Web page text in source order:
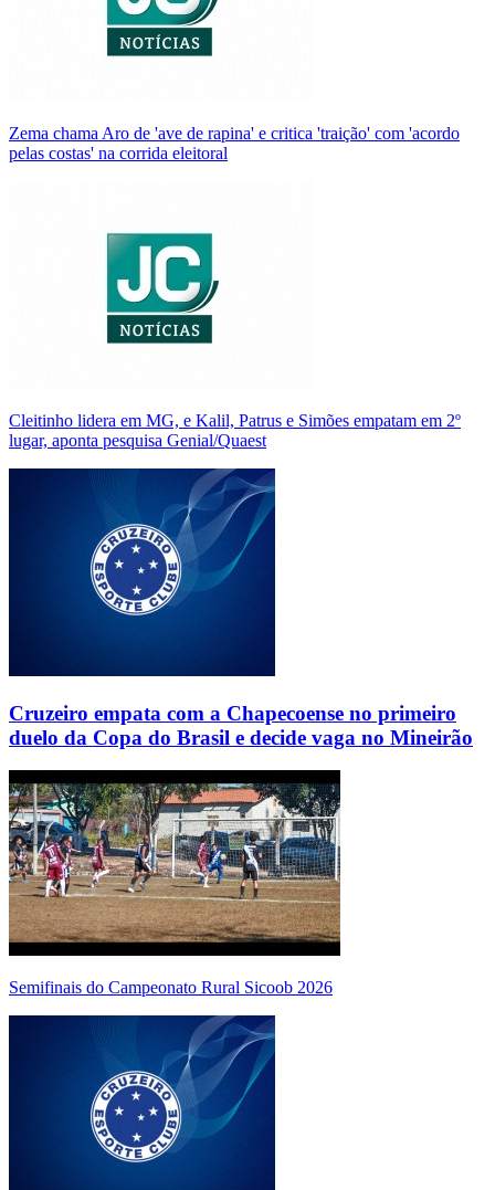
Zema chama Aro de 'ave de rapina' e critica 'traição' com 'acordo
pelas costas' na corrida eleitoral
Cleitinho lidera em MG, e Kalil, Patrus e Simões empatam em 2º
lugar, aponta pesquisa Genial/Quaest
Cruzeiro empata com a Chapecoense no primeiro
duelo da Copa do Brasil e decide vaga no Mineirão
Semifinais do Campeonato Rural Sicoob 2026